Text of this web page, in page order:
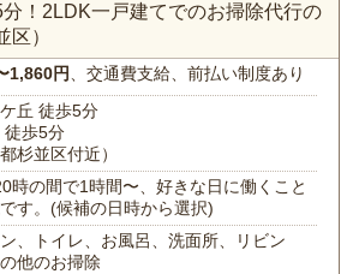
！2LDK一戸建てでのお掃除代行の
区）
1,860円、交通費支給、前払い制度あり
丘 徒歩5分
徒歩5分
都杉並区付近）
時の間で1時間〜、好きな日に働くこと
す。(候補の日時から選択)
、トイレ、お風呂、洗面所、リビン
他のお掃除